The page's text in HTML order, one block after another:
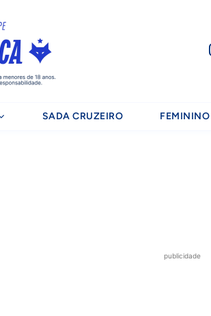
SADA CRUZEIRO FEMININO
publicidade